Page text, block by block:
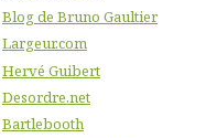
Blog de Bruno Gaultier
Largeur.com
Hervé Guibert
Desordre.net
Bartlebooth